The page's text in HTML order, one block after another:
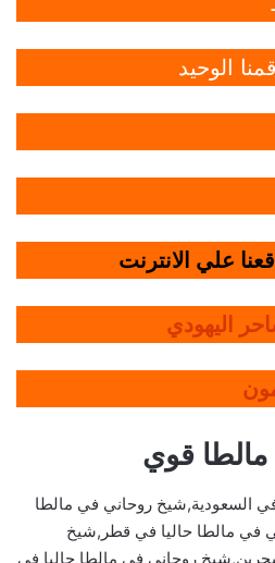
الوحيد
علي الانترنت
اليهودي
قوي
السعودية,شيخ روحاني في مالطا
في مالطا حاليا في قطر,شيخ
روحاني في مالطا حاليا في